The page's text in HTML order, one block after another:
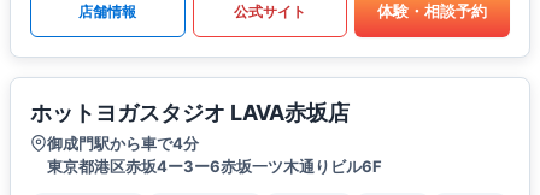
店舗情報 公式サイト 体験・相談予約
ホットヨガスタジオ LAVA赤坂店
御成門駅から車で4分
東京都港区赤坂4ー3ー6赤坂一ツ木通りビル6F